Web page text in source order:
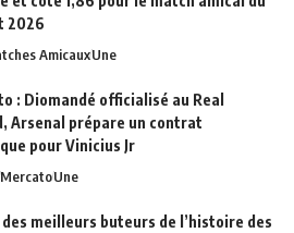
2026
AmicauxUne
: Diomandé officialisé au Real
Arsenal prépare un contrat
pour Vinicius Jr
MercatoUne
des meilleurs buteurs de l’histoire des